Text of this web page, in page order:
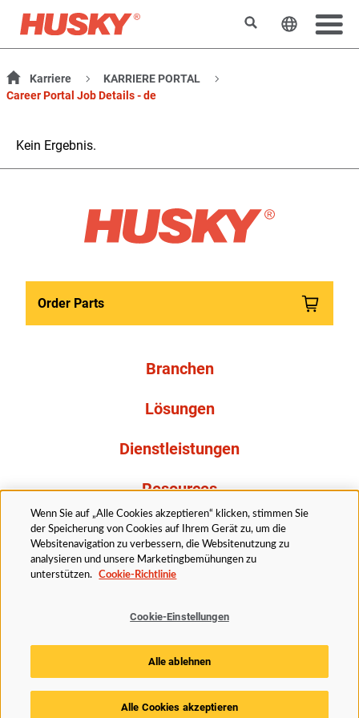
SuchenSprache
Karriere
KARRIERE PORTAL
Career Portal Job Details - de
Kein Ergebnis.
Order Parts
Branchen
Lösungen
Dienstleistungen
Resources
Über uns
Rechtliches Datenschutzerklärung
Barrierefreiheit
Cookie Richtlinie
Cookie-Einstellungen
© 2025 Husky Technologies. Alle Rechte vorbehalten.
Wenn Sie auf „Alle Cookies akzeptieren“ klicken, stimmen Sie
der Speicherung von Cookies auf Ihrem Gerät zu, um die
Websitenavigation zu verbessern, die Websitenutzung zu
analysieren und unsere Marketingbemühungen zu
unterstützen.
Cookie-Richtlinie
Cookie-Einstellungen
Alle ablehnen
Alle Cookies akzeptieren